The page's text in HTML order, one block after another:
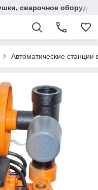
сварочное
Автоматические станции